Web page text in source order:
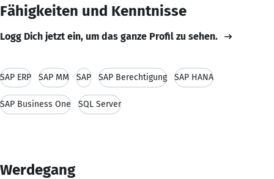
Fähigkeiten und Kenntnisse
Logg Dich jetzt ein, um das ganze Profil zu sehen.
SAP ERP SAP MM SAP SAP Berechtigung SAP HANA
SAP Business One SQL Server
Werdegang